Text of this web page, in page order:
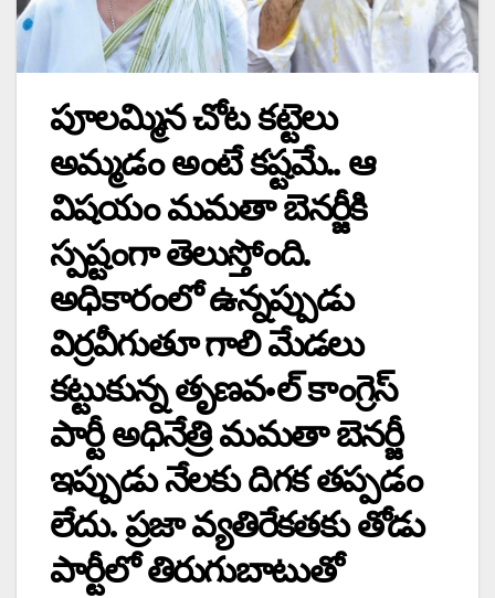
పూలమ్మిన చోట కట్టెలు
అమ్మడం అంటే కష్టమే.. ఆ
విషయం మమతా బెనర్జీకి
స్పష్టంగా తెలుస్తోంది.
అధికారంలో ఉన్నప్పుడు
విర్రవీగుతూ గాలి మేడలు
కట్టుకున్న తృణవ•ల్‌ ‌కాంగ్రెస్‌
‌పార్టీ అధినేత్రి మమతా బెనర్జీ
ఇప్పుడు నేలకు దిగక తప్పడం
లేదు. ప్రజా వ్యతిరేకతకు తోడు
పార్టీలో తిరుగుబాటుతో